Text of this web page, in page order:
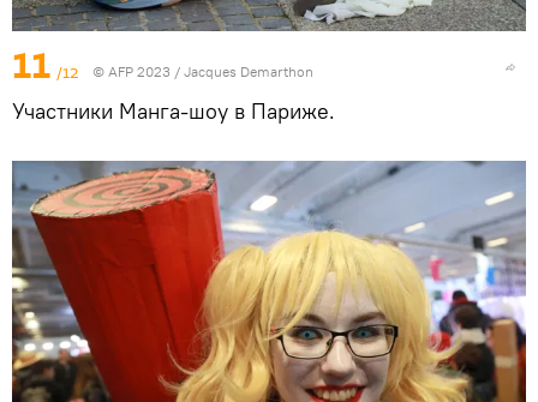
11 /12 © AFP 2023 / Jacques Demarthon
Участники Манга-шоу в Париже.